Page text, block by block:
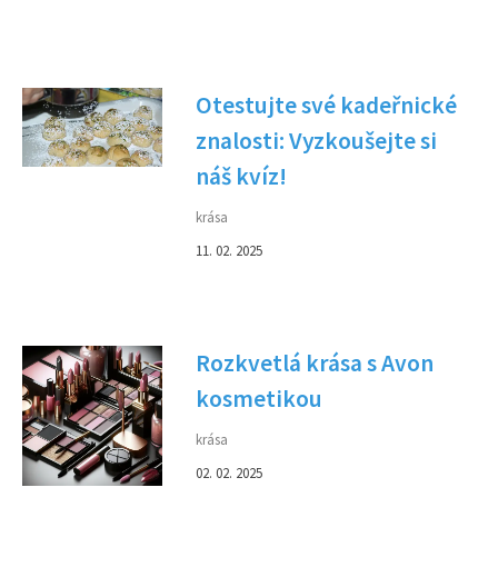
Otestujte své kadeřnické
znalosti: Vyzkoušejte si
náš kvíz!
krása
11. 02. 2025
Rozkvetlá krása s Avon
kosmetikou
krása
02. 02. 2025